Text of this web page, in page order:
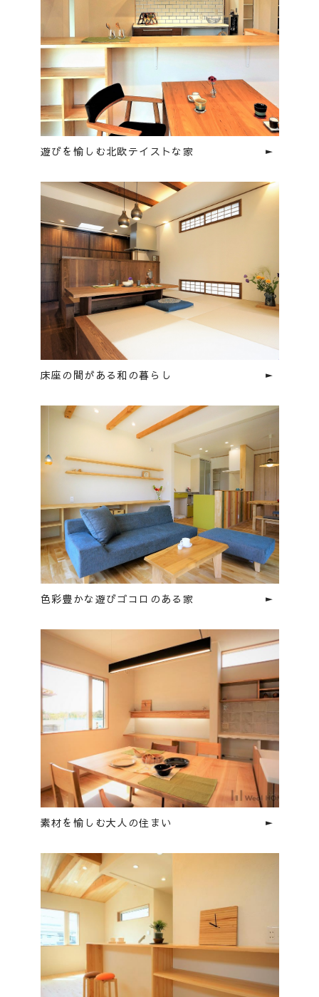
STYLE OF A HOUSE
私たちの家づくり
WORKS
施工事例
LINEUP
商品ラインナップ
REFORM / RENOVATION
CONCEPT SHOWROOM
CONTACT
お問い合わせ
NEWS EVENT MATERIAL BOOK
RECRUIT
遊びを愉しむ北欧テイストな家
床座の間がある和の暮らし
色彩豊かな遊びゴコロのある家
素材を愉しむ大人の住まい